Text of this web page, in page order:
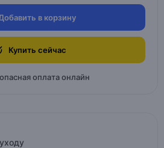
в корзину
Купить сейчас
оплата онлайн